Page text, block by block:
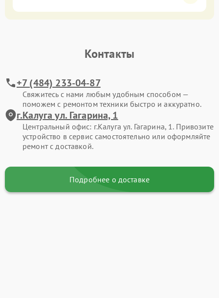
Контакты
+7 (484) 233-04-87
Свяжитесь с нами любым удобным способом —
поможем с ремонтом техники быстро и аккуратно.
г.Калуга ул. Гагарина, 1
Центральный офис: г.Калуга ул. Гагарина, 1. Привозите
устройство в сервис самостоятельно или оформляйте
ремонт с доставкой.
Подробнее о доставке